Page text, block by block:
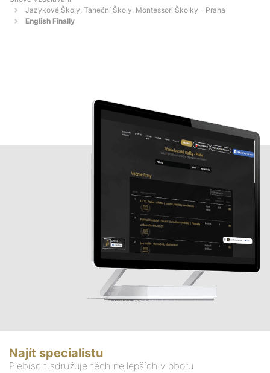
Jazykové Školy, Taneční Školy, Montessori Školky - Praha
English Finally
Najít specialistu
Plebiscit sdružuje těch nejlepších v oboru